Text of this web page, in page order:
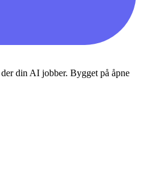
din AI jobber. Bygget på åpne